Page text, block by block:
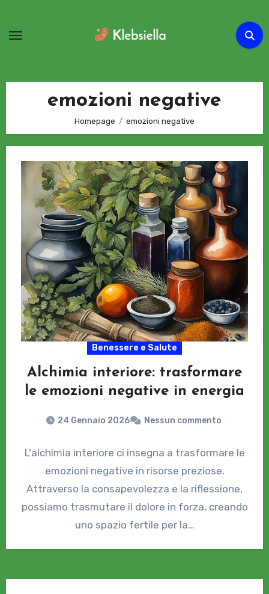
contenuto
emozioni negative
Homepage emozioni negative
Benessere e Salute
Alchimia interiore: trasformare
le emozioni negative in energia
24 Gennaio 2026 Nessun commento
L'alchimia interiore ci insegna a trasformare le
emozioni negative in risorse preziose.
Attraverso la consapevolezza e la riflessione,
possiamo trasmutare il dolore in forza, creando
uno spazio fertile per la…